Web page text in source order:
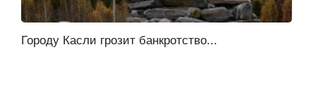
Городу Касли грозит банкротство...